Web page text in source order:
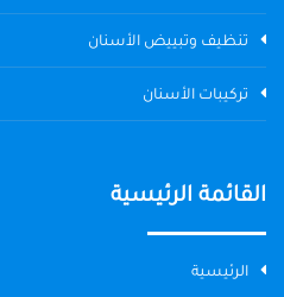
تنظيف وتبييض الأسنان
تركيبات الأسنان
القائمة الرئيسية
الرئيسية